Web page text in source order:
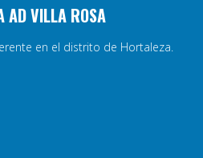
AD VILLA ROSA
en el distrito de Hortaleza.